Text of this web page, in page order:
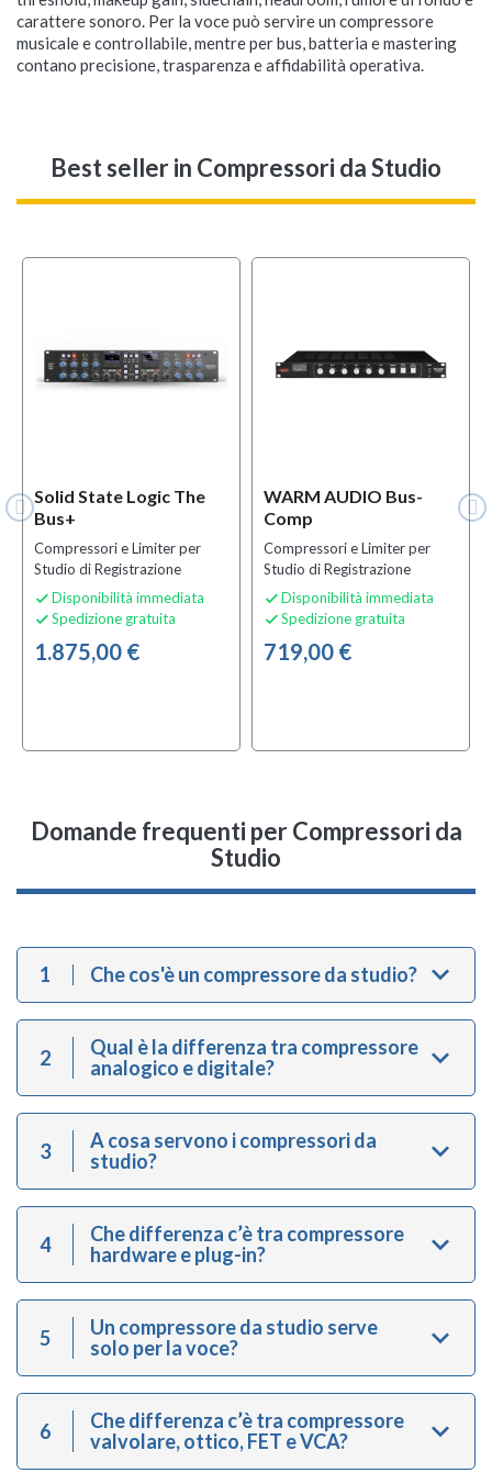
carattere sonoro. Per la voce può servire un compressore
musicale e controllabile, mentre per bus, batteria e mastering
contano precisione, trasparenza e affidabilità operativa.
Best sellerin Compressori da Studio
Solid State Logic The
Bus+
Compressori e Limiter per
Studio di Registrazione
 Disponibilità immediata
 Spedizione gratuita
1.875,00 €
WARM AUDIO Bus-
Comp
Compressori e Limiter per
Studio di Registrazione
 Disponibilità immediata
 Spedizione gratuita
719,00 €
Domande frequenti per Compressori da
Studio
1 Che cos'è un compressore da studio?
2
Qual è la differenza tra compressore
analogico e digitale?
3
A cosa servono i compressori da
studio?
4
Che differenza c’è tra compressore
hardware e plug-in?
5
Un compressore da studio serve
solo per la voce?
6
Che differenza c’è tra compressore
valvolare, ottico, FET e VCA?